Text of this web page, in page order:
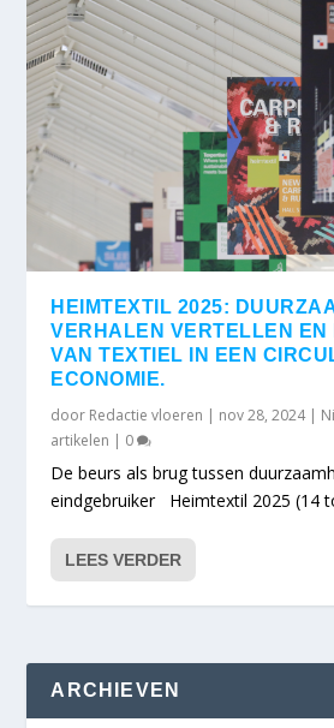
HEIMTEXTIL 2025:
VERHALEN VERTELLEN EN
VAN TEXTIEL IN EEN
ECONOMIE.
door Redactie vloeren | nov 28, 2024|
artikelen | 0
De beurs als brug tussen
eindgebruiker Heimtextil 2025 (14
LEES VERDER
ARCHIEVEN